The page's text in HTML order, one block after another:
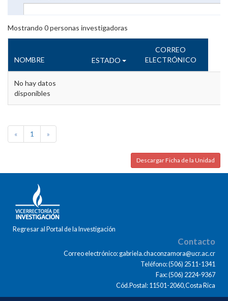
Mostrando 0personas investigadoras
NOMBRE ESTADO
CORREO
ELECTRÓNICO
No hay datos
disponibles
« 1 »
Descargar Ficha de la Unidad
Regresar al Portal de la Investigación
Contacto
Correo electrónico: gabriela.chaconzamora@ucr.ac.cr
Teléfono: (506) 2511-1341
Fax: (506) 2224-9367
Cód.Postal: 11501-2060,Costa Rica